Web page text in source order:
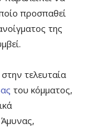
προσπαθεί
της
τελευταία
του κόμματος,